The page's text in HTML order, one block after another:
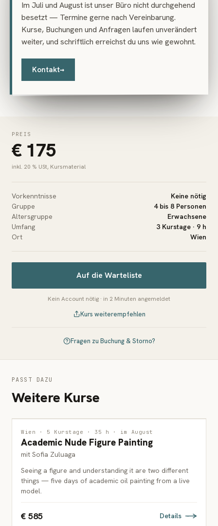
Im Juli und August ist unser Büro nicht durchgehend
besetzt — Termine gerne nach Vereinbarung.
Kurse, Buchungen und Anfragen laufen unverändert
weiter, und schriftlich erreichst du uns wie gewohnt.
Kontakt→
angespornt hat. Das war sicherlich
nur mein erster Kurs in der
Zeichenfabrik, weitere werden
Barbara H. · Teilnehmerin
PREIS
€ 175
inkl. 20 % USt, Kursmaterial
Vorkenntnisse
Keine nötig
Gruppe
4 bis 8 Personen
Altersgruppe
Erwachsene
Umfang
3 Kurstage · 9 h
Ort
Wien
Auf die Warteliste
Kein Account nötig · in 2 Minuten angemeldet
Kurs weiterempfehlen
Fragen zu Buchung & Storno?
PASST DAZU
Weitere Kurse
MALEREI
ERWACHSENE
Wien · 5 Kurstage · 35 h · im August
Academic Nude Figure Painting
mit Sofia Zuluaga
Seeing a figure and understanding it are two different
things — five days of academic oil painting from a live
model.
€ 585 Details